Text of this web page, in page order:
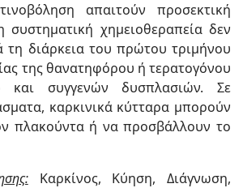
απαιτούν προσεκτική
χημειοθεραπεία δεν
τη διάρκεια του πρώτου τριμήνου
της θανατηφόρου ή τερατογόνου
και συγγενών δυσπλασιών. Σε
καρκινικά κύτταρα μπορούν
πλακούντα ή να προσβάλλουν το
Καρκίνος, Κύηση, Διάγνωση,